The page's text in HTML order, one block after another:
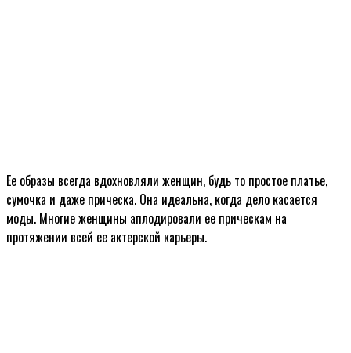
Ее образы всегда вдохновляли женщин, будь то простое платье,
сумочка и даже прическа. Она идеальна, когда дело касается
моды. Многие женщины аплодировали ее прическам на
протяжении всей ее актерской карьеры.